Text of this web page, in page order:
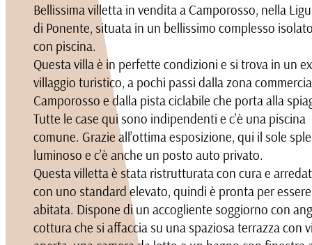
Bellissima villetta in vendita a Camporosso, nella
di Ponente, situata in un bellissimo complesso
con piscina.
Questa villa è in perfette condizioni e si trova in un ex
villaggio turistico, a pochi passi dalla zona
Camporosso e dalla pista ciclabile che porta alla
Tutte le case qui sono indipendenti e c’è una piscina
comune. Grazie all’ottima esposizione, qui il sole
luminoso e c’è anche un posto auto privato.
Questa villetta è stata ristrutturata con cura e
con uno standard elevato, quindi è pronta per essere
abitata. Dispone di un accogliente soggiorno con
cottura che si affaccia su una spaziosa terrazza con